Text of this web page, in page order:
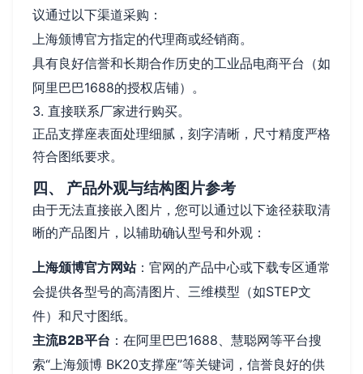
议通过以下渠道采购：
上海颁博官方指定的代理商或经销商。
具有良好信誉和长期合作历史的工业品电商平台（如
阿里巴巴1688的授权店铺）。
3. 直接联系厂家进行购买。
正品支撑座表面处理细腻，刻字清晰，尺寸精度严格
符合图纸要求。
四、 产品外观与结构图片参考
由于无法直接嵌入图片，您可以通过以下途径获取清
晰的产品图片，以辅助确认型号和外观：
上海颁博官方网站：官网的产品中心或下载专区通常
会提供各型号的高清图片、三维模型（如STEP文
件）和尺寸图纸。
主流B2B平台 ：在阿里巴巴1688、慧聪网等平台搜
索“上海颁博 BK20支撑座”等关键词，信誉良好的供